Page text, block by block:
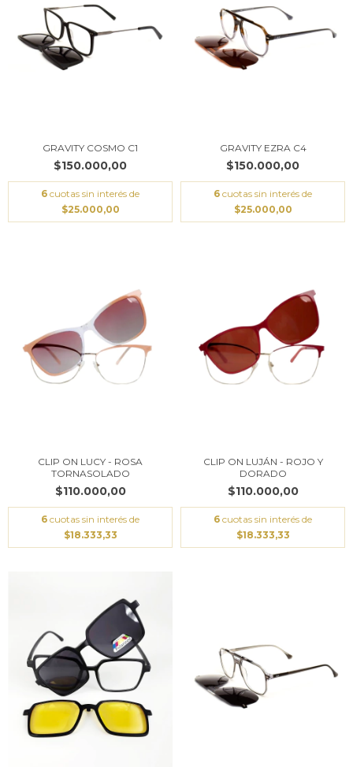
GRAVITY COSMO C1
$150.000,00
6 cuotas sin interés de
$25.000,00
GRAVITY EZRA C4
$150.000,00
6 cuotas sin interés de
$25.000,00
CLIP ON LUCY - ROSA
TORNASOLADO
$110.000,00
6 cuotas sin interés de
$18.333,33
CLIP ON LUJÁN - ROJO Y
DORADO
$110.000,00
6 cuotas sin interés de
$18.333,33